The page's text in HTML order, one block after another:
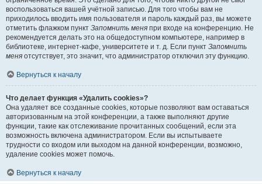
воспользоваться вашей учётной записью. Для того чтобы вам не
приходилось вводить имя пользователя и пароль каждый раз, вы можете
отметить флажком пункт Запомнить меня при входе на конференцию. Не
рекомендуется делать это на общедоступном компьютере, например в
библиотеке, интернет-кафе, университете и т. д. Если пункт Запомнить
меня отсутствует, это значит, что администратор отключил эту функцию.
Вернуться к началу
Что делает функция «Удалить cookies»?
Она удаляет все созданные cookies, которые позволяют вам оставаться
авторизованным на этой конференции, а также выполняют другие
функции, такие как отслеживание прочитанных сообщений, если эта
возможность включена администратором. Если вы испытываете
трудности со входом или выходом на данной конференции, возможно,
удаление cookies может помочь.
Вернуться к началу